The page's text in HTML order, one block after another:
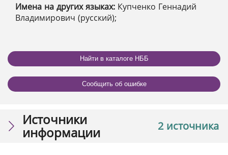
Имена на других языках: Купченко Геннадий
Владимирович (русский);
Найти в каталоге НББ
Сообщить об ошибке
2 источника
Источники
информации